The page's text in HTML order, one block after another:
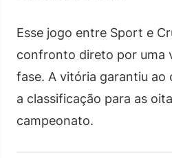
Esse jogo entre Sport e
confronto direto por uma
fase. A vitória garantiu ao
a classificação para as
campeonato.